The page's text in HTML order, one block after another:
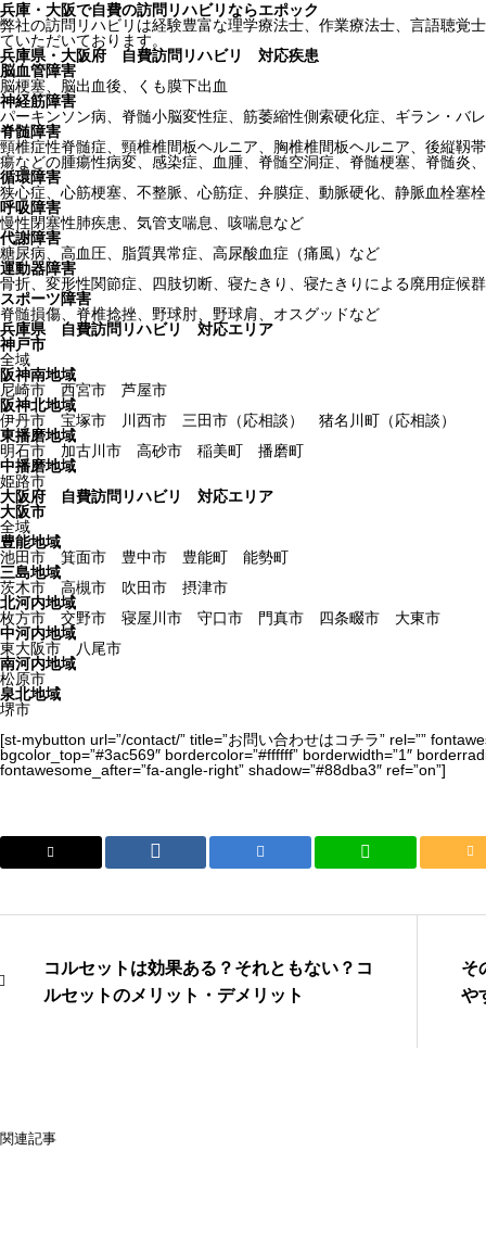
兵庫・大阪で自費の訪問リハビリならエポック
弊社の訪問リハビリは経験豊富な理学療法士、作業療法士、言語聴覚
ていただいております。
兵庫県・大阪府 自費訪問リハビリ 対応疾患
脳血管障害
脳梗塞、脳出血後、くも膜下出血
神経筋障害
パーキンソン病、脊髄小脳変性症、筋萎縮性側索硬化症、ギラン・バ
脊髄障害
頸椎症性脊髄症、頸椎椎間板ヘルニア、胸椎椎間板ヘルニア、後縦靱
瘍などの腫瘍性病変、感染症、血腫、脊髄空洞症、脊髄梗塞、脊髄炎
循環障害
狭心症、心筋梗塞、不整脈、心筋症、弁膜症、動脈硬化、静脈血栓塞
呼吸障害
慢性閉塞性肺疾患、気管支喘息、咳喘息など
代謝障害
糖尿病、高血圧、脂質異常症、高尿酸血症（痛風）など
運動器障害
骨折、変形性関節症、四肢切断、寝たきり、寝たきりによる廃用症候
スポーツ障害
脊髄損傷、脊椎捻挫、野球肘、野球肩、オスグッドなど
兵庫県 自費訪問リハビリ 対応エリア
神戸市
全域
阪神南地域
尼崎市 西宮市 芦屋市
阪神北地域
伊丹市 宝塚市 川西市 三田市（応相談） 猪名川町（応相談）
東播磨地域
明石市 加古川市 高砂市 稲美町 播磨町
中播磨地域
姫路市
大阪府 自費訪問リハビリ 対応エリア
大阪市
全域
豊能地域
池田市 箕面市 豊中市 豊能町 能勢町
三島地域
茨木市 高槻市 吹田市 摂津市
北河内地域
枚方市 交野市 寝屋川市 守口市 門真市 四条畷市 大東市
中河内地域
東大阪市 八尾市
南河内地域
松原市
泉北地域
堺市
[st-mybutton url=”/contact/” title=”お問い合わせはコチラ” rel=””
bgcolor_top=”#3ac569″ bordercolor=”#ffffff” borderwidth=”1″
fontawesome_after=”fa-angle-right” shadow=”#88dba3″ ref=”on”]
コルセットは効果ある？それともない？コ
ルセットのメリット・デメリット
そ
や
関連記事